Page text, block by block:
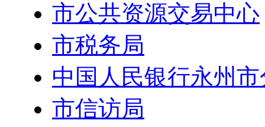
市公共资源交易中心
市税务局
中国人民银行永州
市信访局